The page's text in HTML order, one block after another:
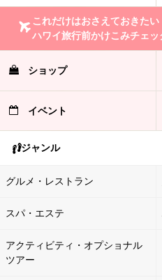
これだけはおさえておきたい
ハワイ旅行前かけこみチェッ
ショップ
イベント
ジャンル
グルメ・レストラン
スパ・エステ
アクティビティ・オプショナル
ツアー